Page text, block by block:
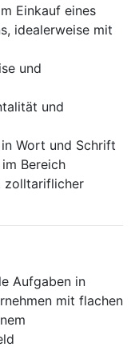
Einkauf eines
idealerweise mit
und
und
Wort und Schrift
Bereich
zolltariflicher
Aufgaben in
mit flachen